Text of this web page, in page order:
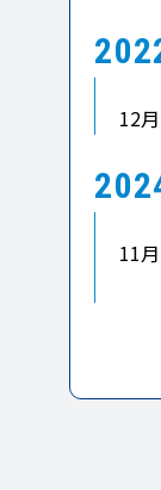
12月
11月